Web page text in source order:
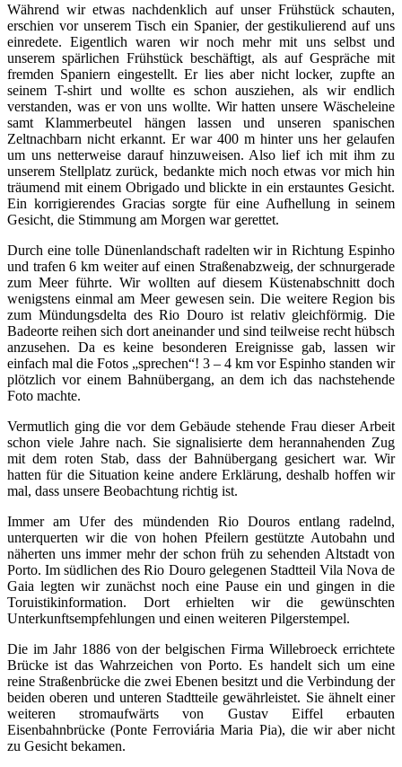
Während wir etwas nachdenklich auf unser Frühstück schauten,
erschien vor unserem Tisch ein Spanier, der gestikulierend auf uns
einredete. Eigentlich waren wir noch mehr mit uns selbst und
unserem spärlichen Frühstück beschäftigt, als auf Gespräche mit
fremden Spaniern eingestellt. Er lies aber nicht locker, zupfte an
seinem T-shirt und wollte es schon ausziehen, als wir endlich
verstanden, was er von uns wollte. Wir hatten unsere Wäscheleine
samt Klammerbeutel hängen lassen und unseren spanischen
Zeltnachbarn nicht erkannt. Er war 400 m hinter uns her gelaufen
um uns netterweise darauf hinzuweisen. Also lief ich mit ihm zu
unserem Stellplatz zurück, bedankte mich noch etwas vor mich hin
träumend mit einem Obrigado und blickte in ein erstauntes Gesicht.
Ein korrigierendes Gracias sorgte für eine Aufhellung in seinem
Gesicht, die Stimmung am Morgen war gerettet.
Durch eine tolle Dünenlandschaft radelten wir in Richtung Espinho
und trafen 6 km weiter auf einen Straßenabzweig, der schnurgerade
zum Meer führte. Wir wollten auf diesem Küstenabschnitt doch
wenigstens einmal am Meer gewesen sein. Die weitere Region bis
zum Mündungsdelta des Rio Douro ist relativ gleichförmig. Die
Badeorte reihen sich dort aneinander und sind teilweise recht hübsch
anzusehen. Da es keine besonderen Ereignisse gab, lassen wir
einfach mal die Fotos „sprechen“! 3 – 4 km vor Espinho standen wir
plötzlich vor einem Bahnübergang, an dem ich das nachstehende
Foto machte.
Vermutlich ging die vor dem Gebäude stehende Frau dieser Arbeit
schon viele Jahre nach. Sie signalisierte dem herannahenden Zug
mit dem roten Stab, dass der Bahnübergang gesichert war. Wir
hatten für die Situation keine andere Erklärung, deshalb hoffen wir
mal, dass unsere Beobachtung richtig ist.
Immer am Ufer des mündenden Rio Douros entlang radelnd,
unterquerten wir die von hohen Pfeilern gestützte Autobahn und
näherten uns immer mehr der schon früh zu sehenden Altstadt von
Porto. Im südlichen des Rio Douro gelegenen Stadtteil Vila Nova de
Gaia legten wir zunächst noch eine Pause ein und gingen in die
Toruistikinformation. Dort erhielten wir die gewünschten
Unterkunftsempfehlungen und einen weiteren Pilgerstempel.
Die im Jahr 1886 von der belgischen Firma Willebroeck errichtete
Brücke ist das Wahrzeichen von Porto. Es handelt sich um eine
reine Straßenbrücke die zwei Ebenen besitzt und die Verbindung der
beiden oberen und unteren Stadtteile gewährleistet. Sie ähnelt einer
weiteren stromaufwärts von Gustav Eiffel erbauten
Eisenbahnbrücke (Ponte Ferroviária Maria Pia), die wir aber nicht
zu Gesicht bekamen.